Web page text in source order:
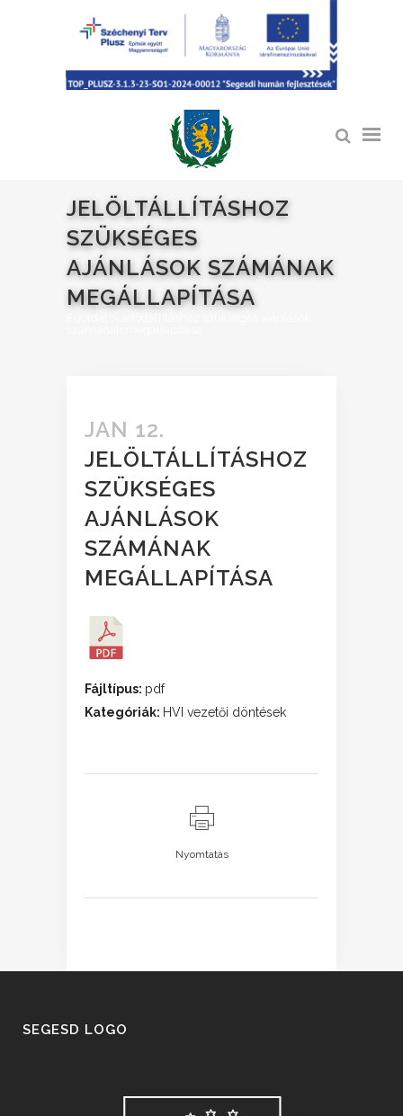
JELÖLTÁLLÍTÁSHOZ
SZÜKSÉGES
AJÁNLÁSOK SZÁMÁNAK
MEGÁLLAPÍTÁSA
JAN 12.
JELÖLTÁLLÍTÁSHOZ
SZÜKSÉGES
AJÁNLÁSOK
SZÁMÁNAK
MEGÁLLAPÍTÁSA
Fájltípus: pdf
Kategóriák: HVI vezetői döntések
Nyomtatás
SEGESD LOGO